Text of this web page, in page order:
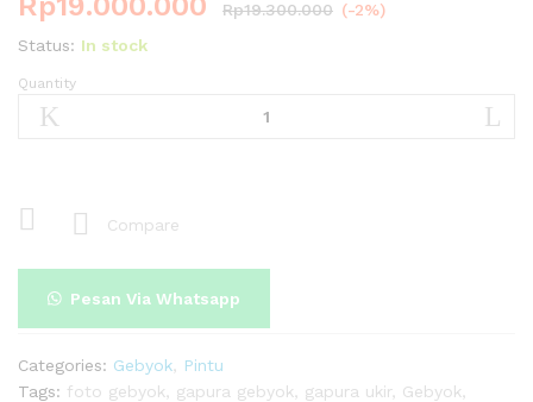
Rp19.300.000 (-2%)
Status: In stock
Pintu
Gebyok
Quantity
Compare
Pesan Via Whatsapp
Categories: Gebyok
Pintu
Tags: foto gebyok gapura gebyok gapura ukir, Gebyok